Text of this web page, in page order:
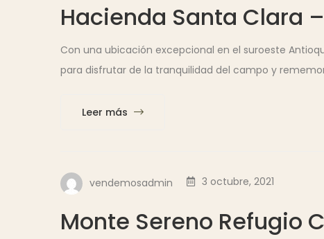
Hacienda Santa Clara
Con una ubicación excepcional en el suroeste
para disfrutar de la tranquilidad del campo y
Leer más
vendemosadmin 3 octubre, 2021
Monte Sereno Refugio